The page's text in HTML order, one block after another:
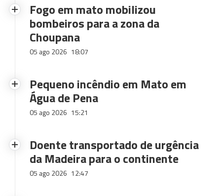
Fogo em mato mobilizou
bombeiros para a zona da
Choupana
05 ago 2026 18:07
Pequeno incêndio em Mato em
Água de Pena
05 ago 2026 15:21
Doente transportado de urgência
da Madeira para o continente
05 ago 2026 12:47